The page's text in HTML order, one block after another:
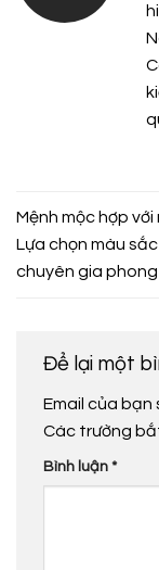
Mệnh mộc hợp với
Lựa chọn màu
chuyên gia
Để lại một
Email của bạn
Các trường
Bình luận *